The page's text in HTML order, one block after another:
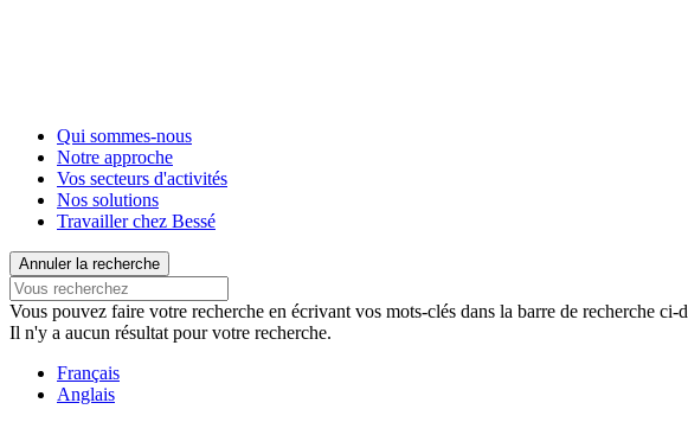
Qui sommes-nous
Notre approche
Vos secteurs d'activités
Nos solutions
Travailler chez Bessé
Annuler la recherche
Vous pouvez faire votre recherche en écrivant vos mots-clés dans la barre de recherche
Il n'y a aucun résultat pour votre recherche.
Français
Anglais